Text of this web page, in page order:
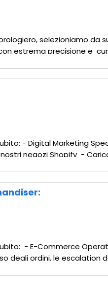
selezioniamo da
estrema precisione e
- Collaborazione
- Digital Marketing
negozi Shopify -
della navigazione -
- E-Commerce
degli ordini, le escalation
chiave di prestazione (